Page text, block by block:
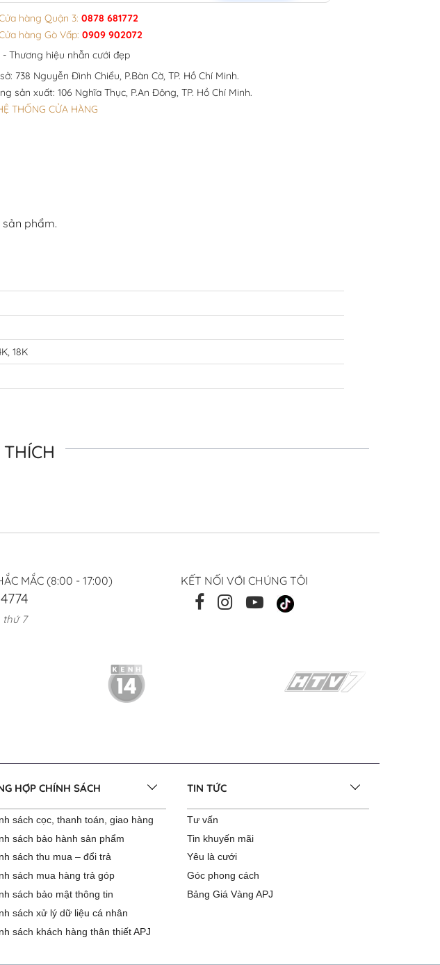
hàng Quận 3: 0878 681772
hàng Gò Vấp: 0909 902072
- Thương hiệu nhẫn cưới đẹp
738 Nguyễn Đình Chiểu, P.Bàn Cờ, TP. Hồ Chí Minh.
sản xuất: 106 Nghĩa Thục, P.An Đông, TP. Hồ Chí Minh.
THỐNG CỬA HÀNG
phẩm.
18K
MẮC (8:00 - 17:00)
thứ 7
KẾT NỐI VỚI CHÚNG TÔI
HỢP CHÍNH SÁCH
sách cọc, thanh toán, giao hàng
sách bảo hành sản phẩm
sách thu mua – đổi trả
sách mua hàng trả góp
sách bảo mật thông tin
sách xử lý dữ liệu cá nhân
sách khách hàng thân thiết APJ
TIN TỨC
Tư vấn
Tin khuyến mãi
Yêu là cưới
Góc phong cách
Bảng Giá Vàng APJ